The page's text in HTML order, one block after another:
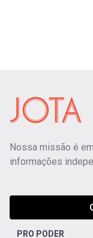
Nossa missão é
informações
PRO PODER